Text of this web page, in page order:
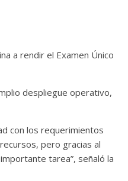
a rendir el Examen Único
despliegue operativo,
con los requerimientos
pero gracias al
tarea”, señaló la